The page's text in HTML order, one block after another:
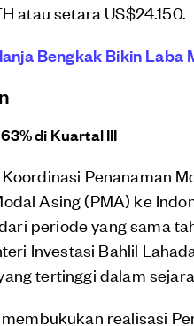
atau setara US$24.150.
Bengkak Bikin
di Kuartal III
Penanaman
Asing (PMA) ke
periode yang sama
Investasi Bahlil
tertinggi dalam
realisasi